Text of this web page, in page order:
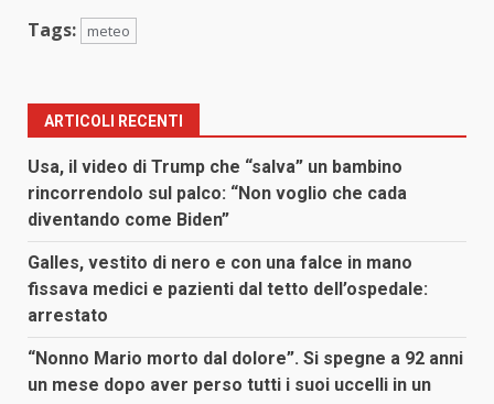
Tags: meteo
ARTICOLI RECENTI
Usa, il video di Trump che “salva” un bambino
rincorrendolo sul palco: “Non voglio che cada
diventando come Biden”
Galles, vestito di nero e con una falce in mano
fissava medici e pazienti dal tetto dell’ospedale:
arrestato
“Nonno Mario morto dal dolore”. Si spegne a 92 anni
un mese dopo aver perso tutti i suoi uccelli in un